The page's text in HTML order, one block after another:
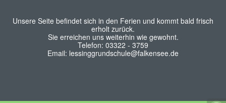
Unsere Seite befindet sich in den Ferien und kommt bald frisch
erholt zurück.
Sie erreichen uns weiterhin wie gewohnt.
Telefon: 03322 - 3759
Email: lessinggrundschule@falkensee.de